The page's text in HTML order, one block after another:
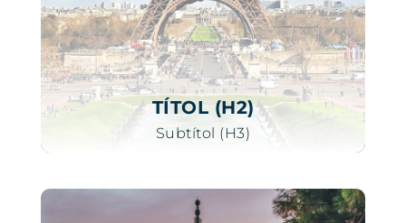
TÍTOL (H2)
Subtítol (H3)